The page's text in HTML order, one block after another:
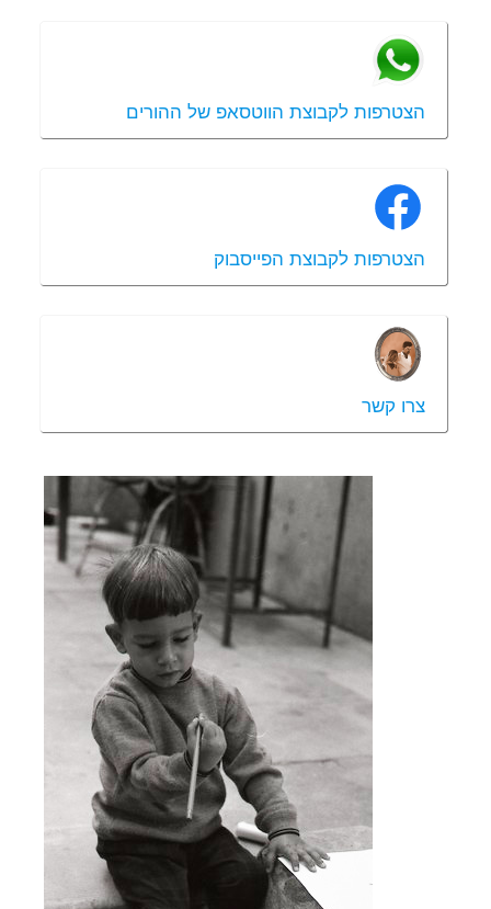
הצטרפות לקבוצת הווטסאפ של ההורים
הצטרפות לקבוצת הפייסבוק
צרו קשר